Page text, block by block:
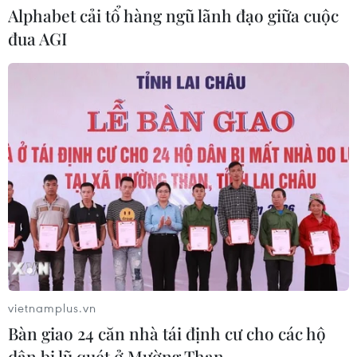
CƠ QUAN CHỦ QUẢN: THÔNG TẤN XÃ VIỆT NAM
Tổng Biên tập: TRẦN TIẾN DUẨN
Phó Tổng Biên tập: NGUYỄN THỊ TÁM, KHÚC THANH
THỦY
Sở hữu trí tuệ
Quy định sử dụng
RSS
Hỗ trợ
Ngôn ngữ
TTXVN
Dịch vụ tin
Liên hệ
Alphabet cải tổ hàng ngũ lãnh đạo giữa cuộc
đua AGI
vietnamplus.vn
Bàn giao 24 căn nhà tái định cư cho các hộ